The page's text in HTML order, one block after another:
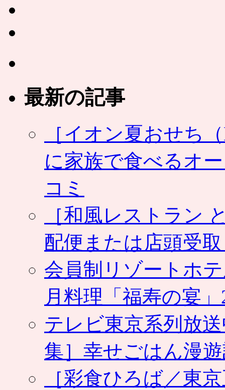
最新の記事
［イオン夏おせち
に家族で食べるオ
コミ
［和風レストラン
配便または店頭受
会員制リゾートホ
月料理「福寿の宴
テレビ東京系列放
集］幸せごはん漫
［彩食ひろば／東